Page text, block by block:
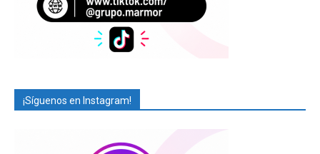
¡Síguenos en Instagram!